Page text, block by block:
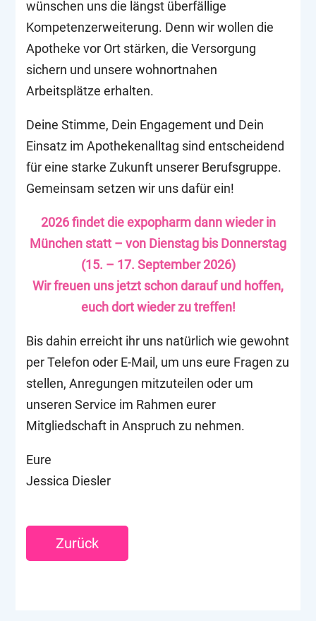
wünschen uns die längst überfällige
Kompetenzerweiterung. Denn wir wollen die
Apotheke vor Ort stärken, die Versorgung
sichern und unsere wohnortnahen
Arbeitsplätze erhalten.
Deine Stimme, Dein Engagement und Dein
Einsatz im Apothekenalltag sind entscheidend
für eine starke Zukunft unserer Berufsgruppe.
Gemeinsam setzen wir uns dafür ein!
2026 findet die expopharm dann wieder in
München statt – von Dienstag bis Donnerstag
(15. – 17. September 2026)
Wir freuen uns jetzt schon darauf und hoffen,
euch dort wieder zu treffen!
Bis dahin erreicht ihr uns natürlich wie gewohnt
per Telefon oder E-Mail, um uns eure Fragen zu
stellen, Anregungen mitzuteilen oder um
unseren Service im Rahmen eurer
Mitgliedschaft in Anspruch zu nehmen.
Eure
Jessica Diesler
Zurück